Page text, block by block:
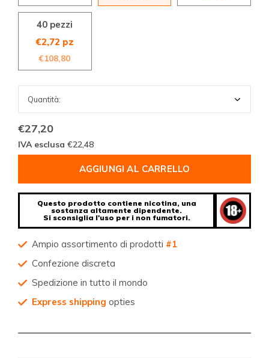
40 pezzi
€2,72 pz
€108,80
€27,20
IVA esclusa €22,48
AGGIUNGI AL CARRELLO
Questo prodotto contiene nicotina, una
sostanza altamente dipendente.
Si sconsiglia l'uso per i non fumatori.
Ampio assortimento di prodotti #1
Confezione discreta
Spedizione in tutto il mondo
Express shipping opties